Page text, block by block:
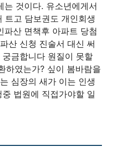
는 것이다. 유소년에게서
트고 담보권도 개인회생
파산 면책후 아파트 당첨
산 신청 진술서 대신 써
금합니다 원질이 못할
하였는가? 싶이 봄바람을
심장의 새가 이는 인생
법원에 직접가야할 일